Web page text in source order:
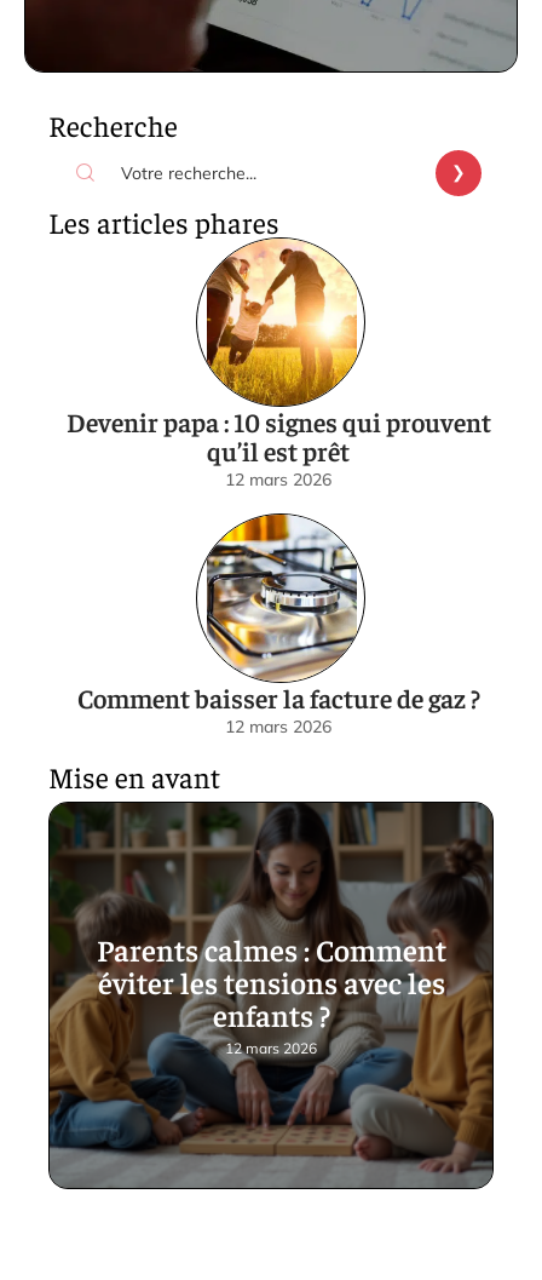
Recherche
Les articles phares
Devenir papa : 10 signes qui prouvent
qu’il est prêt
12 mars 2026
Comment baisser la facture de gaz ?
12 mars 2026
Mise en avant
Parents calmes : Comment
éviter les tensions avec les
enfants ?
12 mars 2026